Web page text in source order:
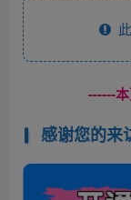
此
------
感谢您的来